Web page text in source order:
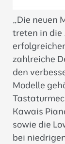
„Die neuen
treten in die
zahlreiche
den
Modelle
Kawais
sowie die
bei